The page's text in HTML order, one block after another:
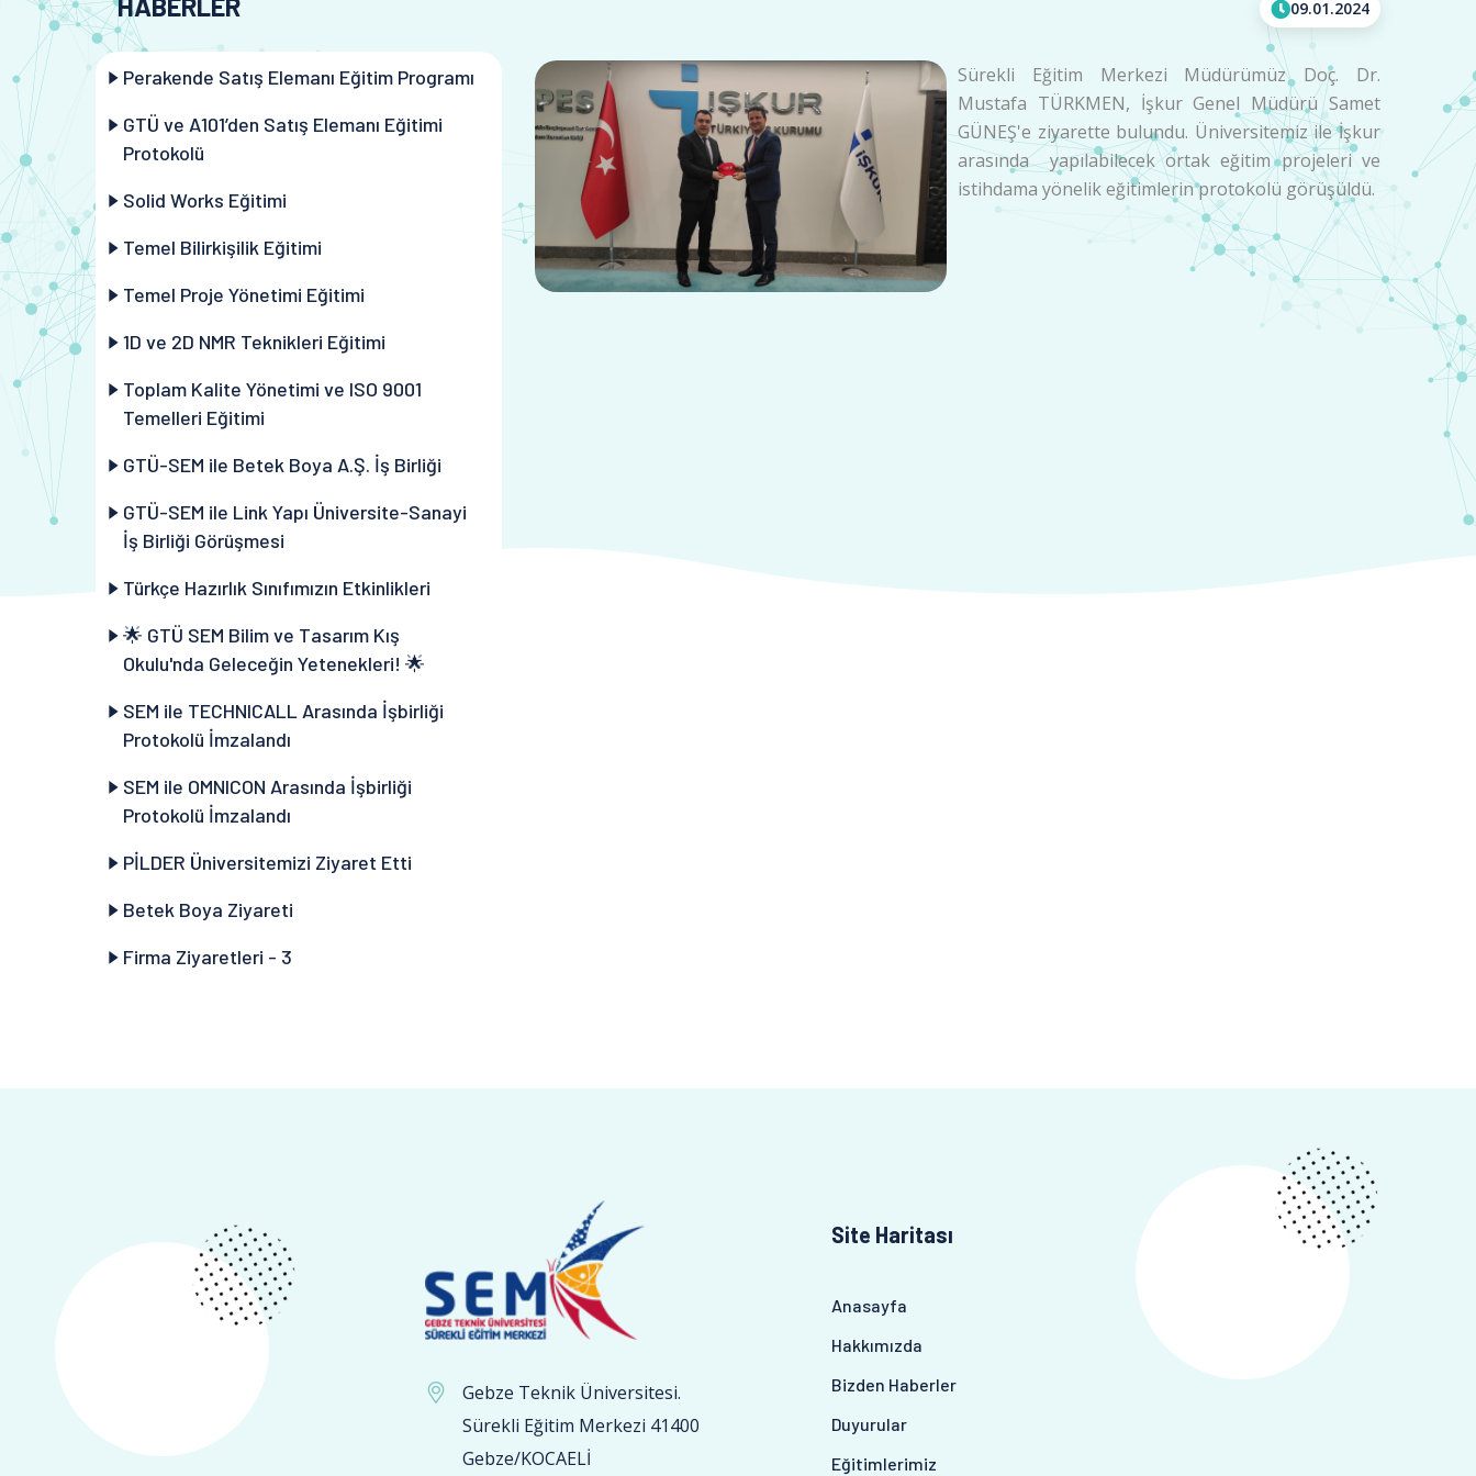
Perakende Satış Elemanı Eğitim Programı
GTÜ ve A101’den Satış Elemanı Eğitimi
Protokolü
Solid Works Eğitimi
Temel Bilirkişilik Eğitimi
Temel Proje Yönetimi Eğitimi
1D ve 2D NMR Teknikleri Eğitimi
Toplam Kalite Yönetimi ve ISO 9001
Temelleri Eğitimi
GTÜ-SEM ile Betek Boya A.Ş. İş Birliği
GTÜ-SEM ile Link Yapı Üniversite-Sanayi
İş Birliği Görüşmesi
Türkçe Hazırlık Sınıfımızın Etkinlikleri
🌟 GTÜ SEM Bilim ve Tasarım Kış
Okulu'nda Geleceğin Yetenekleri! 🌟
SEM ile TECHNICALL Arasında İşbirliği
Protokolü İmzalandı
SEM ile OMNICON Arasında İşbirliği
Protokolü İmzalandı
PİLDER Üniversitemizi Ziyaret Etti
Betek Boya Ziyareti
Firma Ziyaretleri - 3
09.01.2024
Sürekli Eğitim Merkezi Müdürümüz Doç. Dr.
Mustafa TÜRKMEN, İşkur Genel Müdürü Samet
GÜNEŞ'e ziyarette bulundu. Üniversitemiz ile İşkur
arasında yapılabilecek ortak eğitim projeleri ve
istihdama yönelik eğitimlerin protokolü görüşüldü.
Gebze Teknik Üniversitesi.
Sürekli Eğitim Merkezi 41400
Gebze/KOCAELİ
Site Haritası
Anasayfa
Hakkımızda
Bizden Haberler
Duyurular
Eğitimlerimiz